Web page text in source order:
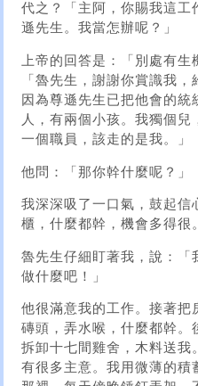
代之？「主阿，你賜我這工
遜先生。我當怎辦呢？」
上帝的回答是：「別處有
「魯先生，謝謝你賞識我
因為尊遜先生已把他會的統
人，有兩個小孩。我獨個
一個職員，該走的是我。」
他問：「那你幹什麼呢？」
我深深吸了一口氣，鼓起信
櫃，什麼都幹，機會多得很
魯先生仔細盯著我，說：「
做什麼吧！」
他很滿意我的工作。接著把
磚頭，弄水喉，什麼都幹。
拆卸十七間雞舍，木料送我
有很多主意。我用微薄的積